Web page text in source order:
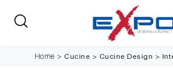
Home > Cucine > Cucine Design >